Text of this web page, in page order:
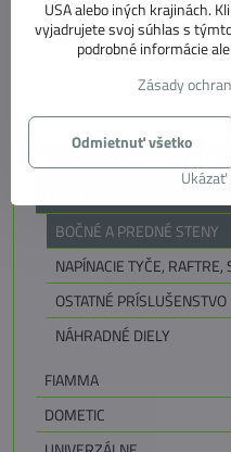
SLNEČNÉ CLONY
PREDSTANY
DOPLNKOVÉ STANY
PRÍSLUŠENSTVO PRE STANY A
BOČNÉ A PREDNÉ STENY
NAPÍNACIE TYČE, RAFTRE,
OSTATNÉ PRÍSLUŠENSTVO
NÁHRADNÉ DIELY
FIAMMA
DOMETIC
USA alebo iných krajinách.
vyjadrujete svoj súhlas s
podrobné informácie
Zásady
Odmietnuť všetko